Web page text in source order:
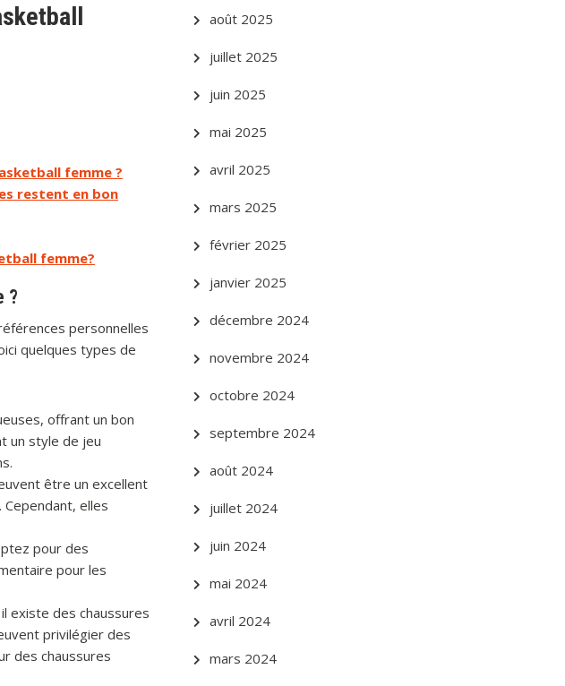
femme ?
restent en bon
femme?
?
personnelles
quelques types de
offrant un bon
un style de jeu
être un excellent
elles
pour des
pour les
existe des chaussures
privilégier des
des chaussures
août 2025
juillet 2025
juin 2025
mai 2025
avril 2025
mars 2025
février 2025
janvier 2025
décembre 2024
novembre 2024
octobre 2024
septembre 2024
août 2024
juillet 2024
juin 2024
mai 2024
avril 2024
mars 2024